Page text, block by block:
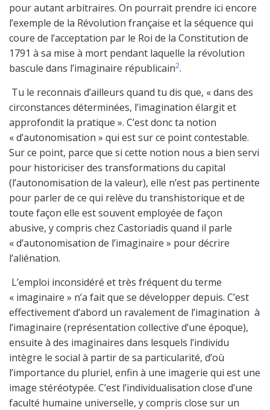
pour autant arbitraires. On pourrait prendre ici encore
l’exemple de la Révolution française et la séquence qui
coure de l’acceptation par le Roi de la Constitution de
1791 à sa mise à mort pendant laquelle la révolution
bascule dans l’imaginaire républicain2.
Tu le reconnais d’ailleurs quand tu dis que, « dans des
circonstances déterminées, l’imagination élargit et
approfondit la pratique ». C’est donc ta notion
« d’autonomisation » qui est sur ce point contestable.
Sur ce point, parce que si cette notion nous a bien servi
pour historiciser des transformations du capital
(l’autonomisation de la valeur), elle n’est pas pertinente
pour parler de ce qui relève du transhistorique et de
toute façon elle est souvent employée de façon
abusive, y compris chez Castoriadis quand il parle
« d’autonomisation de l’imaginaire » pour décrire
l’aliénation.
L’emploi inconsidéré et très fréquent du terme
« imaginaire » n’a fait que se développer depuis. C’est
effectivement d’abord un ravalement de l’imagination à
l’imaginaire (représentation collective d’une époque),
ensuite à des imaginaires dans lesquels l’individu
intègre le social à partir de sa particularité, d’où
l’importance du pluriel, enfin à une imagerie qui est une
image stéréotypée. C’est l’individualisation close d’une
faculté humaine universelle, y compris close sur un